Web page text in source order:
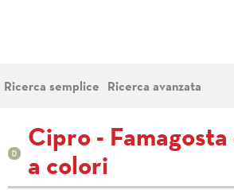
Ricerca semplice Ricerca avanzata
Cipro - Famagosta
a colori